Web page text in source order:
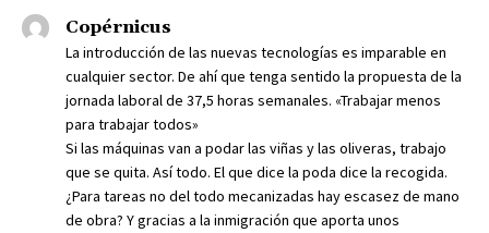
Copérnicus
La introducción de las nuevas tecnologías es imparable en
cualquier sector. De ahí que tenga sentido la propuesta de la
jornada laboral de 37,5 horas semanales. «Trabajar menos
para trabajar todos»
Si las máquinas van a podar las viñas y las oliveras, trabajo
que se quita. Así todo. El que dice la poda dice la recogida.
¿Para tareas no del todo mecanizadas hay escasez de mano
de obra? Y gracias a la inmigración que aporta unos